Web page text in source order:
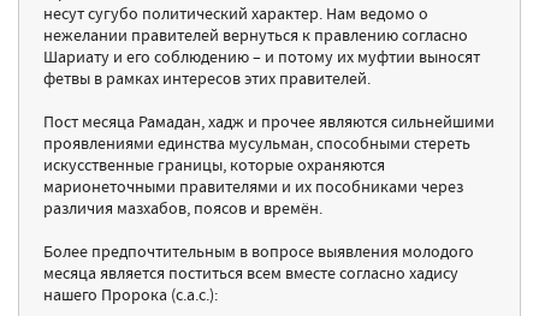
несут сугубо политический характер. Нам ведомо о
нежелании правителей вернуться к правлению согласно
Шариату и его соблюдению – и потому их муфтии выносят
фетвы в рамках интересов этих правителей.
Пост месяца Рамадан, хадж и прочее являются сильнейшими
проявлениями единства мусульман, способными стереть
искусственные границы, которые охраняются
марионеточными правителями и их пособниками через
различия мазхабов, поясов и времён.
Более предпочтительным в вопросе выявления молодого
месяца является поститься всем вместе согласно хадису
нашего Пророка (с.а.с.):